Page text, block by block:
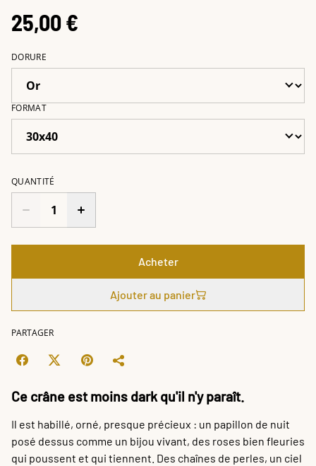
25,00 €
DORURE
FORMAT
QUANTITÉ
Acheter
Ajouter au panier
PARTAGER
Ce crâne est moins dark qu'il n'y paraît.
Il est habillé, orné, presque précieux : un papillon de nuit
posé dessus comme un bijou vivant, des roses bien fleuries
qui poussent et qui tiennent. Des chaînes de perles, un ciel